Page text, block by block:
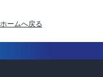
ホームへ戻る